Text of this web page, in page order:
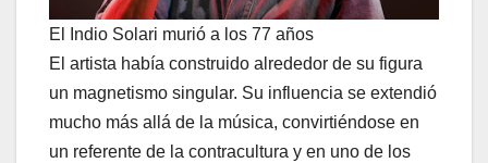
El Indio Solari murió a los 77 años
El artista había construido alrededor de su figura
un magnetismo singular. Su influencia se extendió
mucho más allá de la música, convirtiéndose en
un referente de la contracultura y en uno de los